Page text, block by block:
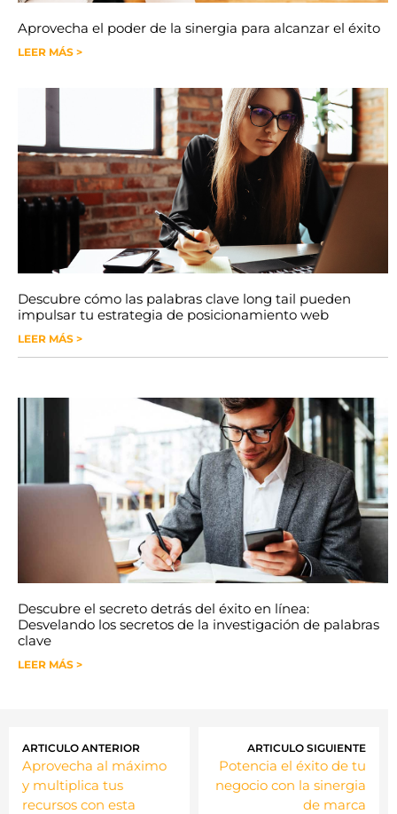
Aprovecha el poder de la sinergia para alcanzar el éxito
LEER MÁS >
Descubre cómo las palabras clave long tail pueden
impulsar tu estrategia de posicionamiento web
LEER MÁS >
Descubre el secreto detrás del éxito en línea:
Desvelando los secretos de la investigación de palabras
clave
LEER MÁS >
ARTICULO ANTERIOR
Aprovecha al máximo
y multiplica tus
recursos con esta
ARTICULO SIGUIENTE
Potencia el éxito de tu
negocio con la sinergia
de marca